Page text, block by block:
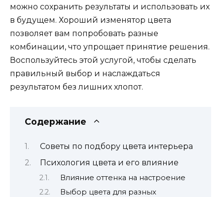
можно сохранить результаты и использовать их
в будущем. Хороший изменятор цвета
позволяет вам попробовать разные
комбинации, что упрощает принятие решения.
Воспользуйтесь этой услугой, чтобы сделать
правильный выбор и наслаждаться
результатом без лишних хлопот.
Содержание
Советы по подбору цвета интерьера
Психология цвета и его влияние
Влияние оттенка на настроение
Выбор цвета для разных